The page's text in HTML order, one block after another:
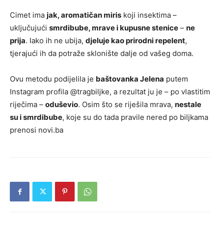
Cimet ima jak, aromatičan miris koji insektima –
uključujući smrdibube, mrave i kupusne stenice – ne
prija. Iako ih ne ubija, djeluje kao prirodni repelent,
tjerajući ih da potraže sklonište dalje od vašeg doma.
Ovu metodu podijelila je baštovanka Jelena putem
Instagram profila @tragbiljke, a rezultat ju je – po vlastitim
riječima – oduševio. Osim što se riješila mrava, nestale
su i smrdibube, koje su do tada pravile nered po biljkama
prenosi novi.ba